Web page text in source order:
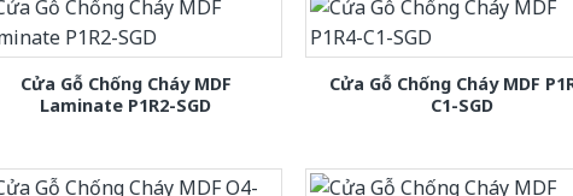
Cửa Gỗ Chống Cháy MDF
Laminate P1R2-SGD
Cửa Gỗ Chống Cháy MDF
C1-SGD